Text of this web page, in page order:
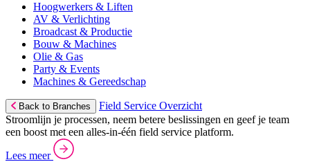
Hoogwerkers & Liften
AV & Verlichting
Broadcast & Productie
Bouw & Machines
Olie & Gas
Party & Events
Machines & Gereedschap
Back to Branches
Field Service Overzicht
Stroomlijn je processen, neem betere beslissingen en geef je team
een boost met een alles-in-één field service platform.
Lees meer